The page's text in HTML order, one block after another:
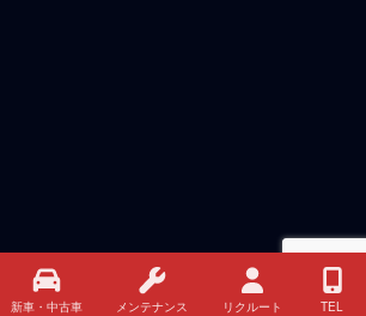
新車・中古車 メンテナンス リクルート TEL